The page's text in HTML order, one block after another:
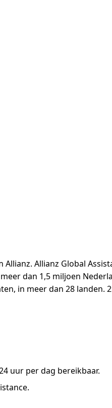
Allianz Global
dan 1,5 miljoen
in meer dan 28
uur per dag bereikbaar.